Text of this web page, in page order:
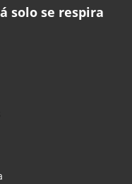
solo se respira